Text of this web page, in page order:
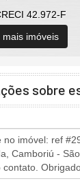
42.972-F
imóveis
sobre